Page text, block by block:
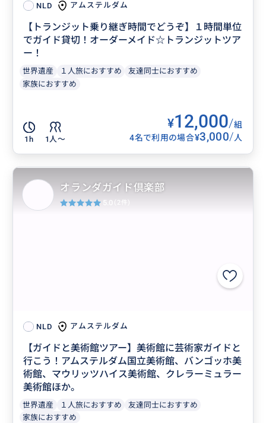
NLD アムステルダム
【トランジット乗り継ぎ時間でどうぞ】１時間単位
でガイド貸切！オーダーメイド☆トランジットツア
ー！
世界遺産 １人旅におすすめ
友達同士におすすめ
家族におすすめ
1h 1人〜
¥12,000/組
4名で利用の場合¥3,000/人
NLD アムステルダム
【ガイドと美術館ツアー】美術館に芸術家ガイドと
行こう！アムステルダム国立美術館、バンゴッホ美
術館、マウリッツハイス美術館、クレラーミュラー
美術館ほか。
世界遺産 １人旅におすすめ
友達同士におすすめ
家族におすすめ
オランダガイド倶楽部
5.0 (2件)